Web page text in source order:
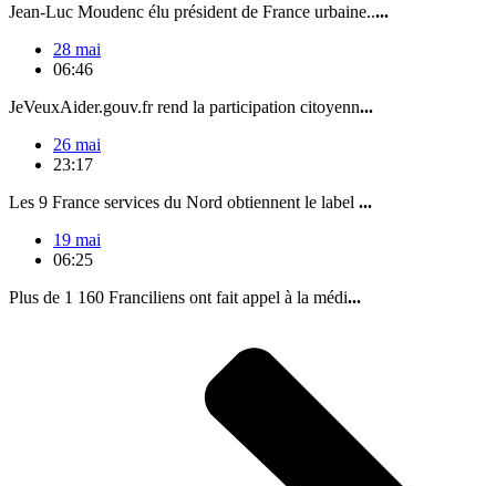
Jean-Luc Moudenc élu président de France urbaine.....
28 mai
06:46
JeVeuxAider.gouv.fr rend la participation citoyenn...
26 mai
23:17
Les 9 France services du Nord obtiennent le label ...
19 mai
06:25
Plus de 1 160 Franciliens ont fait appel à la médi...